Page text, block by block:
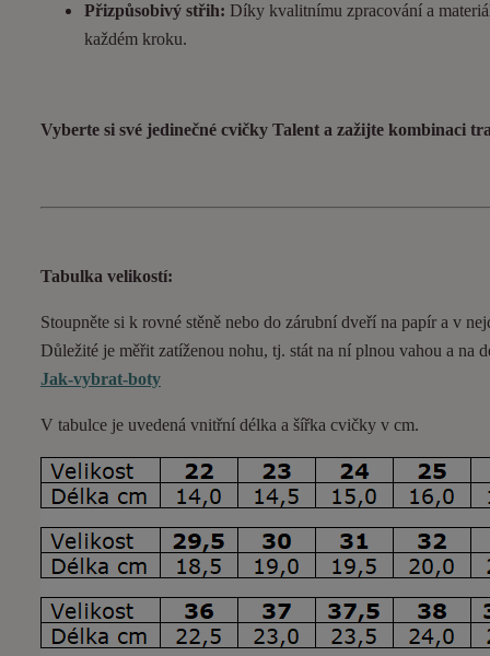
Přizpůsobivý střih: Díky kvalitnímu zpracování a
každém kroku.
Vyberte si své jedinečné cvičky Talent a zažijte kombinaci
Tabulka velikostí:
Stoupněte si k rovné stěně nebo do zárubní dveří na papír a v
Důležité je měřit zatíženou nohu, tj. stát na ní plnou vahou a na
Jak-vybrat-boty
V tabulce je uvedená vnitřní délka a šířka cvičky v cm.